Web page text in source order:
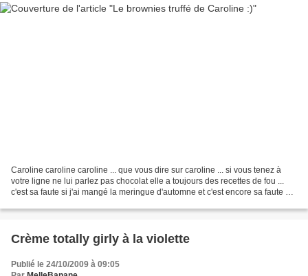
Caroline caroline caroline ... que vous dire sur caroline ... si vous tenez à
votre ligne ne lui parlez pas chocolat elle a toujours des recettes de fou ...
c'est sa faute si j'ai mangé la meringue d'automne et c'est encore sa faute si
Crème totally girly à la violette
Publié le 24/10/2009 à 09:05